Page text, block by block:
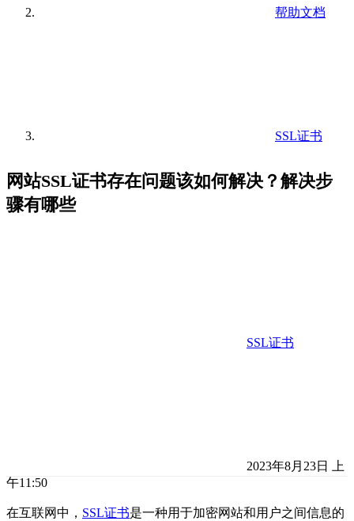
帮助文档
SSL证书
网站SSL证书存在问题该如何解决？解决步
骤有哪些
SSL证书
2023年8月23日 上
午11:50
在互联网中， SSL证书是一种用于加密网站和用户之间信息的